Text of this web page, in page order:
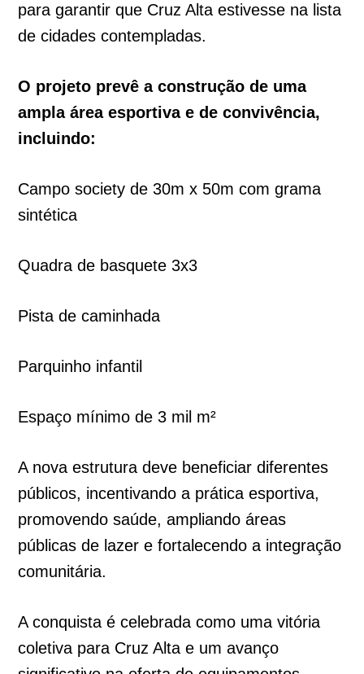
para garantir que Cruz Alta estivesse na lista
de cidades contempladas.
O projeto prevê a construção de uma
ampla área esportiva e de convivência,
incluindo:
Campo society de 30m x 50m com grama
sintética
Quadra de basquete 3x3
Pista de caminhada
Parquinho infantil
Espaço mínimo de 3 mil m²
A nova estrutura deve beneficiar diferentes
públicos, incentivando a prática esportiva,
promovendo saúde, ampliando áreas
públicas de lazer e fortalecendo a integração
comunitária.
A conquista é celebrada como uma vitória
coletiva para Cruz Alta e um avanço